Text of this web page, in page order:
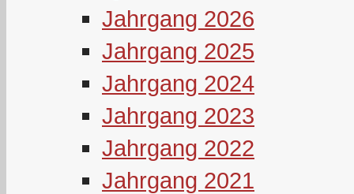
Jahrgang 2026
Jahrgang 2025
Jahrgang 2024
Jahrgang 2023
Jahrgang 2022
Jahrgang 2021